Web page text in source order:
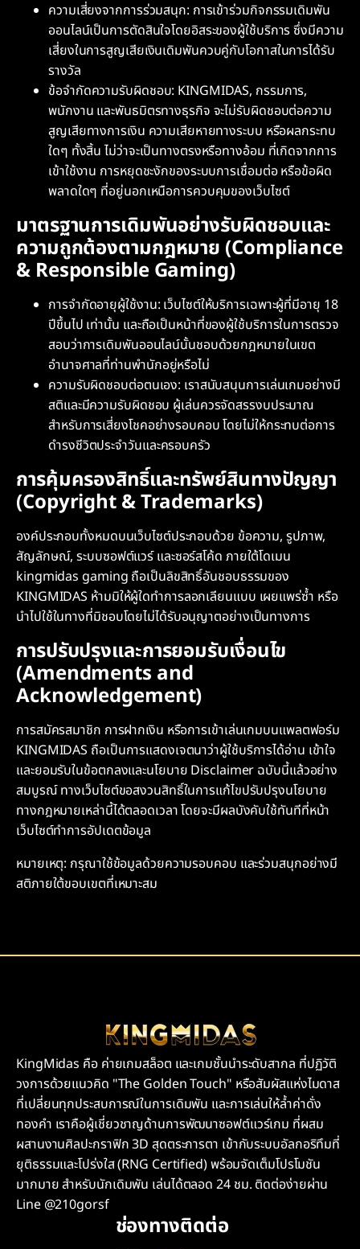
ความเสี่ยงจากการร่วมสนุก: การเข้าร่วมกิจกรรมเดิมพัน
ออนไลน์เป็นการตัดสินใจโดยอิสระของผู้ใช้บริการ ซึ่งมีความ
เสี่ยงในการสูญเสียเงินเดิมพันควบคู่กับโอกาสในการได้รับ
รางวัล
ข้อจำกัดความรับผิดชอบ: KINGMIDAS, กรรมการ,
พนักงาน และพันธมิตรทางธุรกิจ จะไม่รับผิดชอบต่อความ
สูญเสียทางการเงิน ความเสียหายทางระบบ หรือผลกระทบ
ใดๆ ทั้งสิ้น ไม่ว่าจะเป็นทางตรงหรือทางอ้อม ที่เกิดจากการ
เข้าใช้งาน การหยุดชะงักของระบบการเชื่อมต่อ หรือข้อผิด
พลาดใดๆ ที่อยู่นอกเหนือการควบคุมของเว็บไซต์
มาตรฐานการเดิมพันอย่างรับผิดชอบและ
ความถูกต้องตามกฎหมาย (Compliance
& Responsible Gaming)
การจำกัดอายุผู้ใช้งาน: เว็บไซต์ให้บริการเฉพาะผู้ที่มีอายุ 18
ปีขึ้นไป เท่านั้น และถือเป็นหน้าที่ของผู้ใช้บริการในการตรวจ
สอบว่าการเดิมพันออนไลน์นั้นชอบด้วยกฎหมายในเขต
อำนาจศาลที่ท่านพำนักอยู่หรือไม่
ความรับผิดชอบต่อตนเอง: เราสนับสนุนการเล่นเกมอย่างมี
สติและมีความรับผิดชอบ ผู้เล่นควรจัดสรรงบประมาณ
สำหรับการเสี่ยงโชคอย่างรอบคอบ โดยไม่ให้กระทบต่อการ
ดำรงชีวิตประจำวันและครอบครัว
การคุ้มครองสิทธิ์และทรัพย์สินทางปัญญา
(Copyright & Trademarks)
องค์ประกอบทั้งหมดบนเว็บไซต์ประกอบด้วย ข้อความ, รูปภาพ,
สัญลักษณ์, ระบบซอฟต์แวร์ และซอร์สโค้ด ภายใต้โดเมน
kingmidas gaming ถือเป็นลิขสิทธิ์อันชอบธรรมของ
KINGMIDAS ห้ามมิให้ผู้ใดทำการลอกเลียนแบบ เผยแพร่ซ้ำ หรือ
นำไปใช้ในทางที่มิชอบโดยไม่ได้รับอนุญาตอย่างเป็นทางการ
การปรับปรุงและการยอมรับเงื่อนไข
(Amendments and
Acknowledgement)
การสมัครสมาชิก การฝากเงิน หรือการเข้าเล่นเกมบนแพลตฟอร์ม
KINGMIDAS ถือเป็นการแสดงเจตนาว่าผู้ใช้บริการได้อ่าน เข้าใจ
และยอมรับในข้อตกลงและนโยบาย Disclaimer ฉบับนี้แล้วอย่าง
สมบูรณ์ ทางเว็บไซต์ขอสงวนสิทธิ์ในการแก้ไขปรับปรุงนโยบาย
ทางกฎหมายเหล่านี้ได้ตลอดเวลา โดยจะมีผลบังคับใช้ทันทีที่หน้า
เว็บไซต์ทำการอัปเดตข้อมูล
หมายเหตุ: กรุณาใช้ข้อมูลด้วยความรอบคอบ และร่วมสนุกอย่างมี
สติภายใต้ขอบเขตที่เหมาะสม
KingMidas คือ ค่ายเกมสล็อต และเกมชั้นนำระดับสากล ที่ปฏิวัติ
วงการด้วยแนวคิด "The Golden Touch" หรือสัมผัสแห่งไมดาส
ที่เปลี่ยนทุกประสบการณ์ในการเดิมพัน และการเล่นให้ล้ำค่าดั่ง
ทองคำ เราคือผู้เชี่ยวชาญด้านการพัฒนาซอฟต์แวร์เกม ที่ผสม
ผสานงานศิลปะกราฟิก 3D สุดตระการตา เข้ากับระบบอัลกอริทึมที่
ยุติธรรมและโปร่งใส (RNG Certified) พร้อมจัดเต็มโปรโมชัน
มากมาย สำหรับนักเดิมพัน เล่นได้ตลอด 24 ชม. ติดต่อง่ายผ่าน
Line @210gorsf
ช่องทางติดต่อ